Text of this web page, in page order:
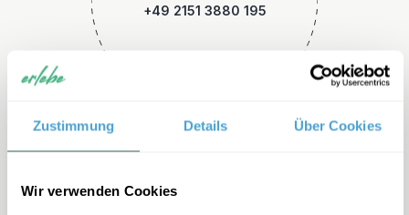
Zustimmung Details Über Cookies
Wir verwenden Cookies
+49 2151 3880 195
E-Mail